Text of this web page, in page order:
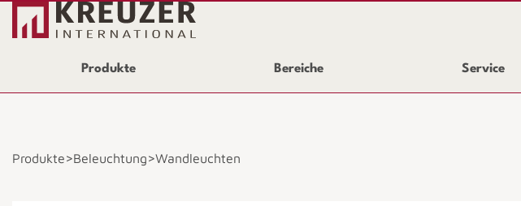
Produkte Bereiche Service
Produkte>Beleuchtung>Wandleuchten